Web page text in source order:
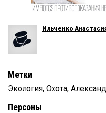
Ильченко
Метки
Экология, Охота,
Персоны